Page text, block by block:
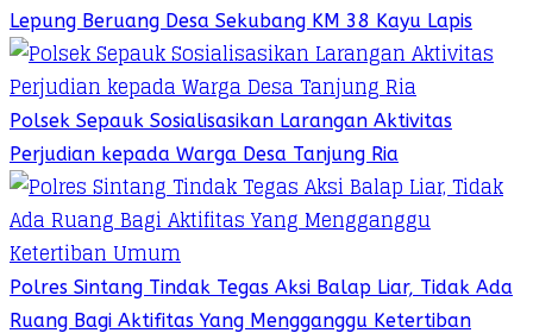
Lepung Beruang Desa Sekubang KM 38 Kayu Lapis
Polsek Sepauk Sosialisasikan Larangan Aktivitas
Perjudian kepada Warga Desa Tanjung Ria
Polres Sintang Tindak Tegas Aksi Balap Liar, Tidak Ada
Ruang Bagi Aktifitas Yang Mengganggu Ketertiban